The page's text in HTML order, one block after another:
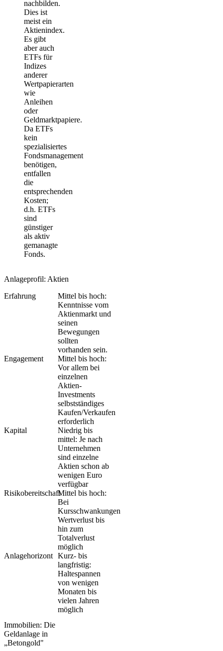
nachbilden.
Dies ist
meist ein
Aktienindex.
Es gibt
aber auch
ETFs für
Indizes
anderer
Wertpapierarten
wie
Anleihen
oder
Geldmarktpapiere.
Da ETFs
kein
spezialisiertes
Fondsmanagement
benötigen,
entfallen
die
entsprechenden
Kosten;
d.h. ETFs
sind
günstiger
als aktiv
gemanagte
Fonds.
Anlageprofil: Aktien
Erfahrung
Mittel bis hoch:
Kenntnisse vom
Aktienmarkt und
seinen
Bewegungen
sollten
vorhanden sein.
Engagement
Mittel bis hoch:
Vor allem bei
einzelnen
Aktien-
Investments
selbstständiges
Kaufen/Verkaufen
erforderlich
Kapital
Niedrig bis
mittel: Je nach
Unternehmen
sind einzelne
Aktien schon ab
wenigen Euro
verfügbar
RisikobereitschaftMittel bis hoch:
Bei
Kursschwankungen
Wertverlust bis
hin zum
Totalverlust
möglich
Anlagehorizont Kurz- bis
langfristig:
Haltespannen
von wenigen
Monaten bis
vielen Jahren
möglich
Immobilien: Die
Geldanlage in
„Betongold"